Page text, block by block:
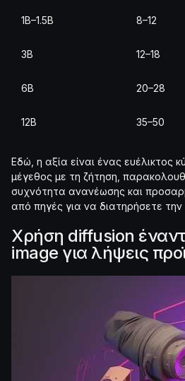
1B–1.5B 8–12
3B 12–18
6B 20–28
12B 35–50
Εδώ, η αξία είναι ένας ευέλικτος
μέγεθος με τη ζήτηση,
συχνότητα ανανέωσης και
από πηγές για να διατηρήσετε την
Χρήση diffusion
image για λήψεις